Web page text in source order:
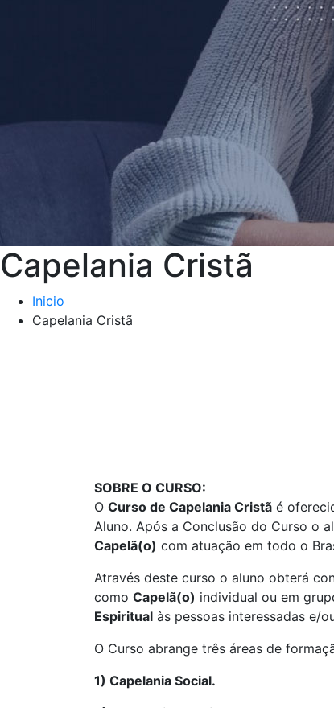
Capelania Cristã
Inicio
Capelania Cristã
SOBRE O CURSO:
O Curso de Capelania Cristã é
Aluno. Após a Conclusão do Curso o
Capelã(o) com atuação em todo o
Através deste curso o aluno obterá
como Capelã(o) individual ou em
Espiritual às pessoas interessadas e/
O Curso abrange três áreas de
1) Capelania Social.